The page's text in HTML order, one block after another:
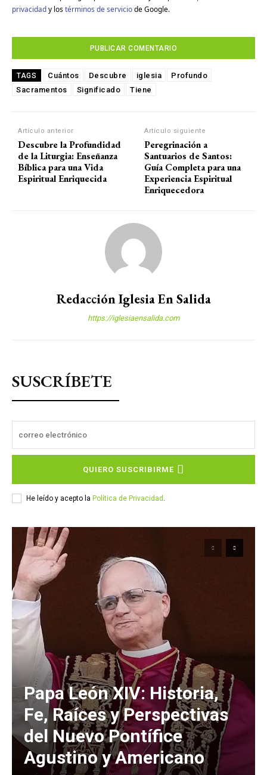
privacidady los términos de serviciode Google.
TAGS Cuántos Descubre iglesia
Profundo
Sacramentos
Significado Tiene
Artículo anterior
Descubre la Profundidad
de la Liturgia: Enseñanza
Bíblica para una Vida
Espiritual Enriquecida
Artículo siguiente
Peregrinación a
Santuarios de Santos:
Guía Completa para una
Experiencia Espiritual
Enriquecedora
Redacción Iglesia En Salida
https://iglesiaensalida.com
SUSCRÍBETE
QUIERO SUSCRIBIRME
He leído y acepto la Política de Privacidad
Papa León XIV: Historia,
Fe, Raíces y Perspectivas
del Nuevo Pontífice
Agustino y Americano